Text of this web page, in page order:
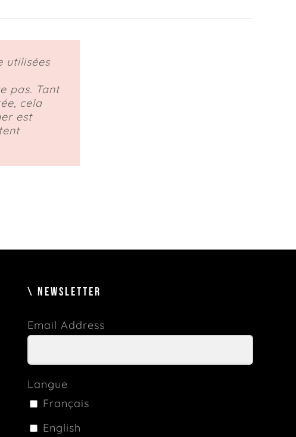
utilisées
pas. Tant
cela
est
\ NEWSLETTER
Email Address
Langue
Français
English